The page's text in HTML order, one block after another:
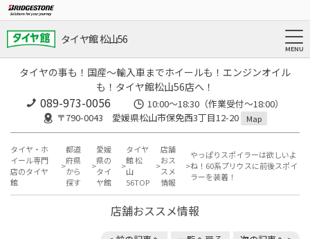
タイヤ館 松山56
タイヤの事も！国産～輸入車までホイールも！エンジンオイル
も！タイヤ館松山56店へ！
089-973-0056
10:00～18:30（作業受付～18:00）
〒790-0043 愛媛県松山市保免西3丁目12-20
Map
タイヤ・ホ
イール専門
店のタイヤ
館
都道
府県
から
探す
愛媛
県の
タイ
ヤ館
タイヤ
館 松
山
56TOP
店舗
おス
スメ
情報
やっぱりスポイラーは欲しいよ
ね！60系プリウスに前後スポイ
ラーを装着！
店舗おススメ情報